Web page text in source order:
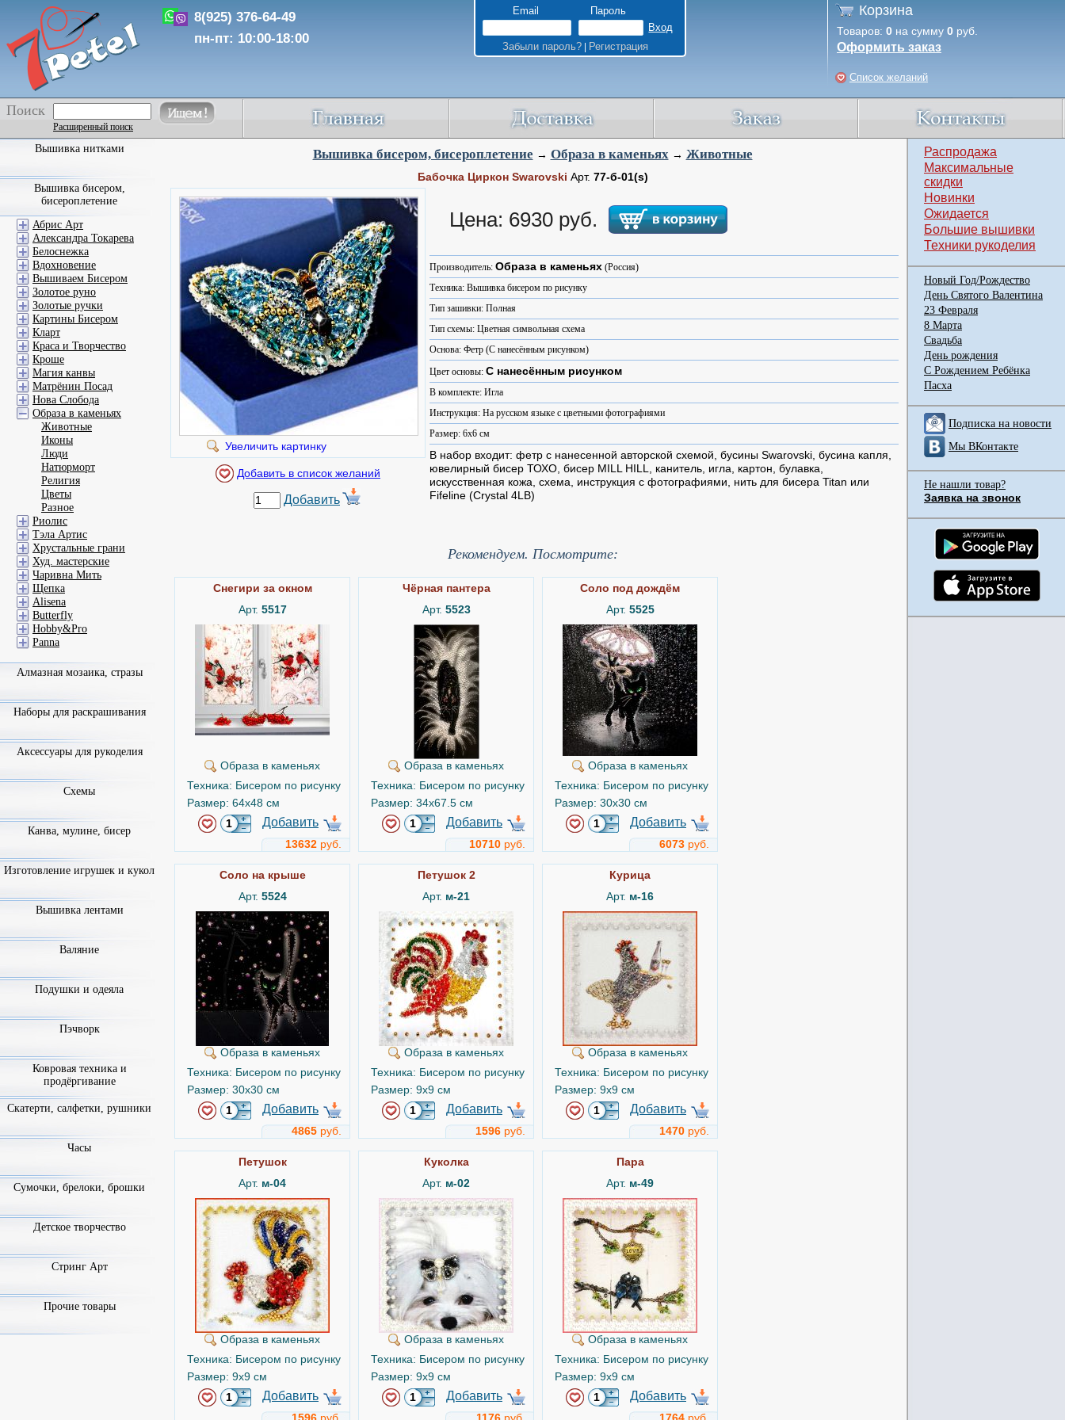
8(925) 376-64-49
пн-пт: 10:00-18:00
Email Пароль
Забыли пароль?| Регистрация
Корзина
Товаров: 0 на сумму 0 руб.
Оформить заказ
Список желаний
Поиск
Расширенный поиск
Вышивка бисером, бисероплетение → Образа в каменьях → Животные
Бабочка Циркон Swarovski Арт. 77-б-01(s)
Увеличить картинку
Добавить
Цена: 6930 руб.
Производитель: Образа в каменьях (Россия)
Техника: Вышивка бисером по рисунку
Тип зашивки: Полная
Тип схемы: Цветная символьная схема
Основа: Фетр (С нанесённым рисунком)
Цвет основы: С нанесённым рисунком
В комплекте: Игла
Инструкция: На русском языке с цветными фотографиями
Размер: 6x6 см
В набор входит: фетр с нанесенной авторской схемой, бусины Swarovski, бусина капля,
ювелирный бисер ТОХО, бисер MILL HILL, канитель, игла, картон, булавка,
искусственная кожа, схема, инструкция с фотографиями, нить для бисера Titan или
Fifeline (Crystal 4LB)
Рекомендуем. Посмотрите:
Снегири за окном
Арт. 5517
Образа в каменьях
Техника: Бисером по рисунку
Размер: 64x48 см
Добавить
13632 руб.
Чёрная пантера
Арт. 5523
Образа в каменьях
Техника: Бисером по рисунку
Размер: 34x67.5 см
Добавить
10710 руб.
Соло под дождём
Арт. 5525
Образа в каменьях
Техника: Бисером по рисунку
Размер: 30x30 см
Добавить
6073 руб.
Соло на крыше
Арт. 5524
Образа в каменьях
Техника: Бисером по рисунку
Размер: 30x30 см
Добавить
4865 руб.
Петушок 2
Арт. м-21
Образа в каменьях
Техника: Бисером по рисунку
Размер: 9x9 см
Добавить
1596 руб.
Курица
Арт. м-16
Образа в каменьях
Техника: Бисером по рисунку
Размер: 9x9 см
Добавить
1470 руб.
Петушок
Арт. м-04
Образа в каменьях
Техника: Бисером по рисунку
Размер: 9x9 см
Добавить
Куколка
Арт. м-02
Образа в каменьях
Техника: Бисером по рисунку
Размер: 9x9 см
Добавить
Пара
Арт. м-49
Образа в каменьях
Техника: Бисером по рисунку
Размер: 9x9 см
Добавить
Вышивка нитками
Вышивка бисером,
бисероплетение
Абрис Арт
Александра Токарева
Белоснежка
Вдохновение
Вышиваем Бисером
Золотое руно
Золотые ручки
Картины Бисером
Кларт
Краса и Творчество
Кроше
Магия канвы
Матрёнин Посад
Нова Слобода
Образа в каменьях
Животные
Иконы
Люди
Натюрморт
Религия
Цветы
Разное
Риолис
Тэла Артис
Хрустальные грани
Худ. мастерские
Чаривна Мить
Щепка
Alisena
Butterfly
Hobby&Pro
Panna
Алмазная мозаика, стразы
Наборы для раскрашивания
Аксессуары для рукоделия
Схемы
Канва, мулине, бисер
Изготовление игрушек и кукол
Вышивка лентами
Валяние
Подушки и одеяла
Пэчворк
Ковровая техника и
продёргивание
Скатерти, салфетки, рушники
Часы
Сумочки, брелоки, брошки
Детское творчество
Стринг Арт
Прочие товары
Распродажа
Максимальные
скидки
Новинки
Ожидается
Большие вышивки
Техники рукоделия
Новый Год/Рождество
День Святого Валентина
23 Февраля
8 Марта
Свадьба
День рождения
С Рождением Ребёнка
Пасха
Подписка на новости
Мы ВКонтакте
Не нашли товар?
Заявка на звонок